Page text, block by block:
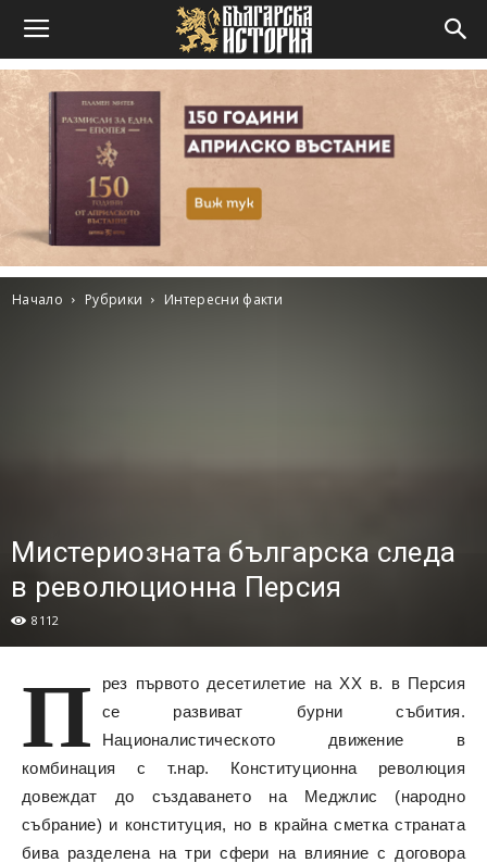
Начало Рубрики Интересни факти
Мистериозната българска следа
в революционна Персия
8112
П
рез първото десетилетие на XX в. в Персия
се развиват бурни събития.
Националистическото движение в
комбинация с т.нар. Конституционна революция
довеждат до създаването на Меджлис (народно
събрание) и конституция, но в крайна сметка страната
бива разделена на три сфери на влияние с договора